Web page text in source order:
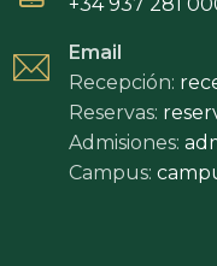
Email
Recepción:
Reservas:
Admisiones:
Campus: